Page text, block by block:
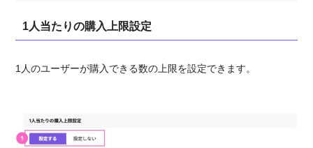
1人当たりの購入上限設定
1人のユーザーが購入できる数の上限を設定できます。